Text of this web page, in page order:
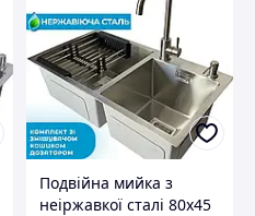
Подвійна мийка з
неіржавкої сталі 80х45